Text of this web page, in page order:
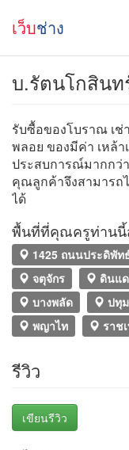
เว็บช่าง
บ.รัตนโกสินท
รับซื้อของโบราณ เช่
พลอย ของมีค่า เหล้
ประสบการณ์มากกว่
คุณลูกค้าจึงสามารถ
ได้
พื้นที่ที่คุณครูท่านนี้
1425 ถนนประดิพัท
จตุจักร
ดินแ
บางพลัด
ปทุ
พญาไท
ราช
รีวิว
เขียนรีวิว